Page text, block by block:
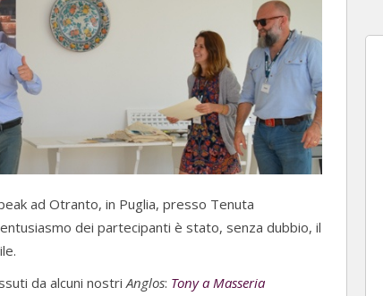
ad Otranto, in Puglia, presso Tenuta
dei partecipanti è stato, senza dubbio, il
da alcuni nostriAnglos: Tony a Masseria